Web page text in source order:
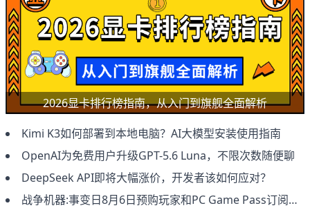
2026显卡排行榜指南，从入门到旗舰全面解析
Kimi K3如何部署到本地电脑？AI大模型安装使用指南
OpenAI为免费用户升级GPT-5.6 Luna，不限次数随便聊
DeepSeek API即将大幅涨价，开发者该如何应对？
战争机器:事变日8月6日预购玩家和PC Game Pass订阅用户抢先体验